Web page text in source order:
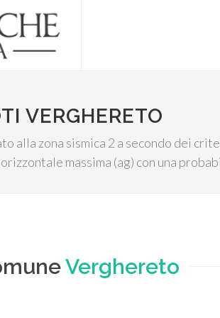
VERGHERETO
alla zona sismica 2 a secondo dei
massima (ag) con una
Verghereto